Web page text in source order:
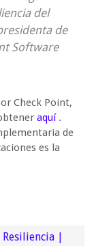
del
de
Software
Check Point,
aquí .
de
es la
|